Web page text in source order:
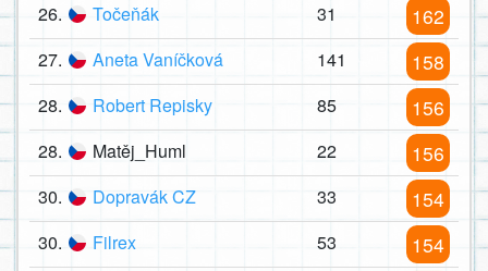
26. Točeňák 31 162
27. Aneta Vaníčková 141 158
28. Robert Repisky 85 156
28. Matěj_Huml 22 156
30. Dopravák CZ 33 154
30. Filrex 53 154